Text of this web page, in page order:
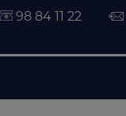
98 84 11 22